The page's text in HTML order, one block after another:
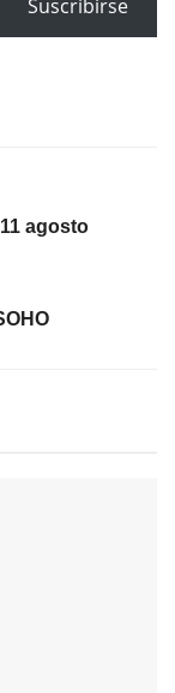
Suscribirse
agosto